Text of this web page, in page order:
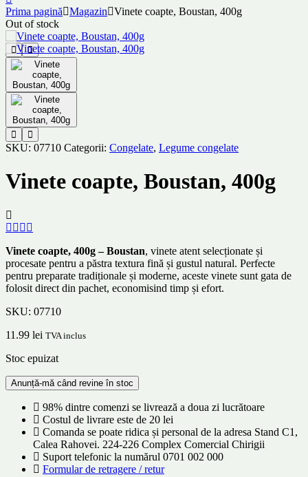
Prima pagină Magazin
Vinete coapte, Boustan, 400g
Out of stock
SKU: 07710 Categorii: Congelate, Legume congelate
Vinete coapte, Boustan, 400g
Vinete coapte, 400g – Boustan, vinete atent selecționate și
procesate pentru a păstra textura fină și gustul natural. Perfecte
pentru preparate tradiționale și moderne, aceste vinete sunt gata de
folosit direct din pachet, economisind timp și efort.
SKU: 07710
11.99 lei TVA inclus
Stoc epuizat
98% dintre comenzi se livrează a doua zi lucrătoare
Costul de livrare este de 20 lei
Comanda se poate ridica și personal de la adresa Stand C1,
Calea Rahovei. 224-226 Complex Comercial Chirigii
Suport telefonic la numărul 0701 002 000
Formular de retragere / retur